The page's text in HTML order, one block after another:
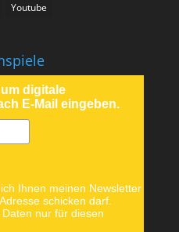
Youtube
digitale
E-Mail eingeben.
Ihnen meinen Newsletter
schicken darf.
nur für diesen